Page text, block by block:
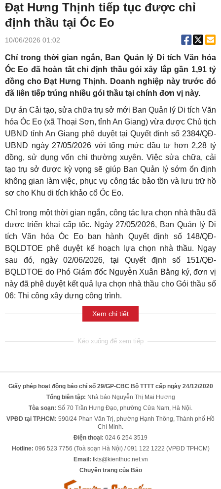
Đạt Hưng Thịnh tiếp tục được chỉ
định thầu tại Óc Eo
10/06/2026 01:02
Chỉ trong thời gian ngắn, Ban Quản lý Di tích Văn hóa
Óc Eo đã hoàn tất chỉ định thầu gói xây lắp gần 1,91 tỷ
đồng cho Đạt Hưng Thịnh. Doanh nghiệp này trước đó
đã liên tiếp trúng nhiều gói thầu tại chính đơn vị này.
Dự án Cải tạo, sửa chữa trụ sở mới Ban Quản lý Di tích Văn
hóa Óc Eo (xã Thoại Sơn, tỉnh An Giang) vừa được Chủ tịch
UBND tỉnh An Giang phê duyệt tại Quyết định số 2384/QĐ-
UBND ngày 27/05/2026 với tổng mức đầu tư hơn 2,28 tỷ
đồng, sử dụng vốn chi thường xuyên. Việc sửa chữa, cải
tạo trụ sở được kỳ vọng sẽ giúp Ban Quản lý sớm ổn định
không gian làm việc, phục vụ công tác bảo tồn và lưu trữ hồ
sơ cho Khu di tích khảo cổ Óc Eo.
Chỉ trong một thời gian ngắn, công tác lựa chọn nhà thầu đã
được triển khai cấp tốc. Ngày 27/05/2026, Ban Quản lý Di
tích Văn hóa Óc Eo ban hành Quyết định số 148/QĐ-
BQLDTOE phê duyệt kế hoạch lựa chọn nhà thầu. Ngay
sau đó, ngày 02/06/2026, tại Quyết định số 151/QĐ-
BQLDTOE do Phó Giám đốc Nguyễn Xuân Bằng ký, đơn vị
này đã phê duyệt kết quả lựa chọn nhà thầu cho Gói thầu số
06: Thi công xây dựng công trình.
Xem chi tiết
Giấy phép hoạt động báo chí số 29/GP-CBC Bộ TTTT cấp ngày 24/12/2020
Tổng biên tập: Nhà báo Nguyễn Thị Mai Hương
Tòa soạn: Số 70 Trần Hưng Đạo, phường Cửa Nam, Hà Nội.
VPĐD tại TP.HCM: 590/24 Phan Văn Trị, phường Hạnh Thông, Thành phố Hồ
Chí Minh.
Điện thoại: 024 6 254 3519
Hotline: 096 523 7756 (Toà soạn Hà Nội) / 091 122 1222 (VPĐD TPHCM)
Email: tkts@kienthuc.net.vn
Chuyên trang của Báo